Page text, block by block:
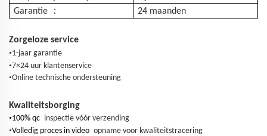
Garantie
： 24 maanden
Zorgeloze service
•1-jaar garantie
•7×24 uur klantenservice
•Online technische ondersteuning
Kwaliteitsborging
•100% qc inspectie vóór verzending
•Volledig proces in video opname voor kwaliteitstracering